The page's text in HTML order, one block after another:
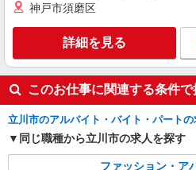
神戸市須磨区
詳細を見る
このお仕事に関連する条件で
立川市のアルバイト・バイト・パート
同じ職種から立川市の求人を探す
ファッション・ア